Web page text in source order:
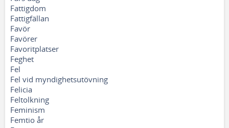
Fattigdom
Fattigfällan
Favör
Favörer
Favoritplatser
Feghet
Fel
Fel vid myndighetsutövning
Felicia
Feltolkning
Feminism
Femtio år